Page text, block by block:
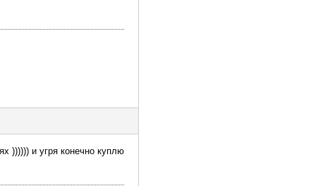
)))))) и угря конечно куплю